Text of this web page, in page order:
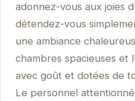
adonnez-vous aux joies
détendez-vous
une ambiance
chambres spacieuses et
avec goût et dotées de
Le personnel